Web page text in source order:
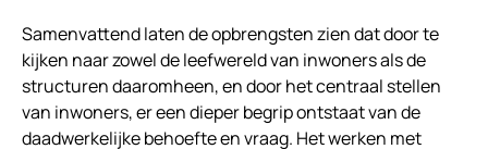
Samenvattend laten de opbrengsten zien dat door te
kijken naar zowel de leefwereld van inwoners als de
structuren daaromheen, en door het centraal stellen
van inwoners, er een dieper begrip ontstaat van de
daadwerkelijke behoefte en vraag. Het werken met